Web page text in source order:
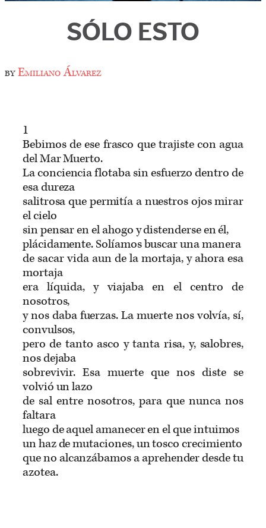
SÓLO ESTO
byEmiliano Álvarez
1
Bebimos de ese frasco que trajiste con agua
del Mar Muerto.
La conciencia flotaba sin esfuerzo dentro de
esa dureza
salitrosa que permitía a nuestros ojos mirar
el cielo
sin pensar en el ahogo y distenderse en él,
plácidamente. Solíamos buscar una manera
de sacar vida aun de la mortaja, y ahora esa
mortaja
era líquida, y viajaba en el centro de
nosotros,
y nos daba fuerzas. La muerte nos volvía, sí,
convulsos,
pero de tanto asco y tanta risa, y, salobres,
nos dejaba
sobrevivir. Esa muerte que nos diste se
volvió un lazo
de sal entre nosotros, para que nunca nos
faltara
luego de aquel amanecer en el que intuimos
un haz de mutaciones, un tosco crecimiento
que no alcanzábamos a aprehender desde tu
azotea.